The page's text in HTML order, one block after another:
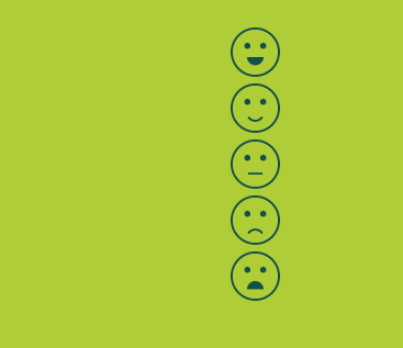
Bewertung auswählen